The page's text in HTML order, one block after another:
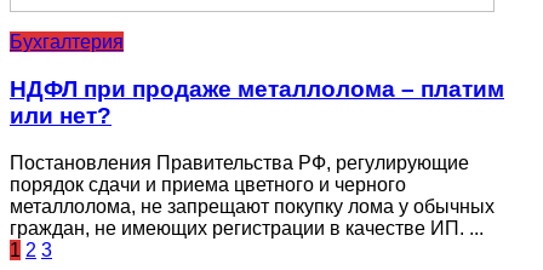
Бухгалтерия
НДФЛ при продаже металлолома – платим
или нет?
Постановления Правительства РФ, регулирующие
порядок сдачи и приема цветного и черного
металлолома, не запрещают покупку лома у обычных
граждан, не имеющих регистрации в качестве ИП. ...
1 2 3